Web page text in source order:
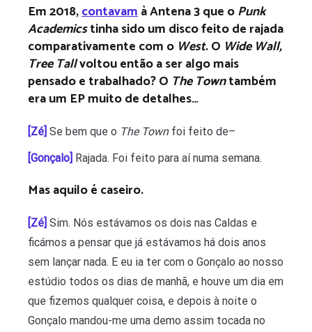
Em 2018,contavamà Antena 3 que oPunk
Academicstinha sido um disco feito de rajada
comparativamente com o West. O Wide Wall,
Tree Tallvoltou então a ser algo mais
pensado e trabalhado? O The Towntambém
era um EP muito de detalhes…
[Zé] Se bem que o The Townfoi feito de–
[Gonçalo] Rajada. Foi feito para aí numa semana.
Mas aquilo é caseiro.
[Zé] Sim. Nós estávamos os dois nas Caldas e
ficámos a pensar que já estávamos há dois anos
sem lançar nada. E eu ia ter com o Gonçalo ao nosso
estúdio todos os dias de manhã, e houve um dia em
que fizemos qualquer coisa, e depois à noite o
Gonçalo mandou-me uma demo assim tocada no